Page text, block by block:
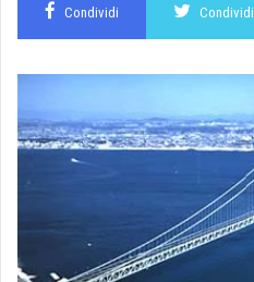
Condividi Condividi